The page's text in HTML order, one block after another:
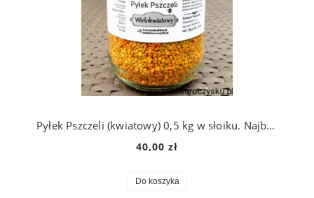
Pyłek Pszczeli (kwiatowy) 0,5 kg w słoiku. Najbardziej Odżywczy Produkt na świecie!
40,00 zł
Do koszyka